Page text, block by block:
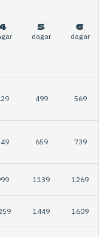
5
dagar
6
dagar
499 569
659 739
1139 1269
1449 1609